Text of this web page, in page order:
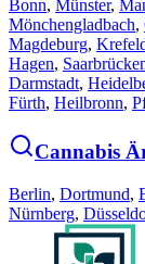
Bonn, Münster,
Mönchengladbach,
Magdeburg,
Hagen,
Darmstadt,
Fürth, Heilbronn,
Cannabis
Berlin, Dortmund,
Nürnberg,